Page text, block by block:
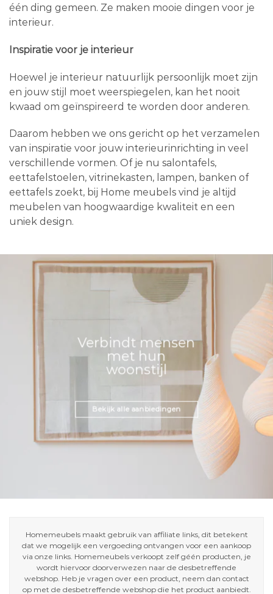
één ding gemeen. Ze maken mooie dingen voor je
interieur.
Inspiratie voor je interieur
Hoewel je interieur natuurlijk persoonlijk moet zijn
en jouw stijl moet weerspiegelen, kan het nooit
kwaad om geïnspireerd te worden door anderen.
Daarom hebben we ons gericht op het verzamelen
van inspiratie voor jouw interieurinrichting in veel
verschillende vormen. Of je nu salontafels,
eettafelstoelen, vitrinekasten, lampen, banken of
eettafels zoekt, bij Home meubels vind je altijd
meubelen van hoogwaardige kwaliteit en een
uniek design.
Verbindt mensen
met hun
woonstijl
Bekijk alle aanbiedingen
Homemeubels maakt gebruik van affiliate links, dit betekent
dat we mogelijk een vergoeding ontvangen voor een aankoop
via onze links. Homemeubels verkoopt zelf géén producten, je
wordt hiervoor doorverwezen naar de desbetreffende
webshop. Heb je vragen over een product, neem dan contact
op met de desbetreffende webshop die het product aanbiedt.